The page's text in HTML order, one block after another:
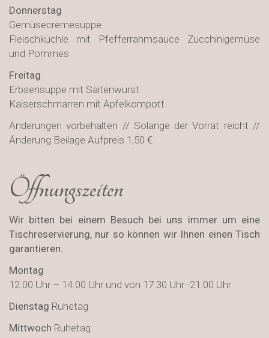
Donnerstag
Gemüsecremesuppe
Fleischküchle mit Pfefferrahmsauce Zucchinigemüse
und Pommes
Freitag
Erbsensuppe mit Saitenwurst
Kaiserschmarren mit Apfelkompott
Änderungen vorbehalten // Solange der Vorrat reicht //
Änderung Beilage Aufpreis 1,50 €
Öffnungszeiten
Wir bitten bei einem Besuch bei uns immer um eine
Tischreservierung, nur so können wir Ihnen einen Tisch
garantieren.
Montag
12:00 Uhr – 14:00 Uhr und von 17:30 Uhr -21:00 Uhr
Dienstag Ruhetag
Mittwoch Ruhetag